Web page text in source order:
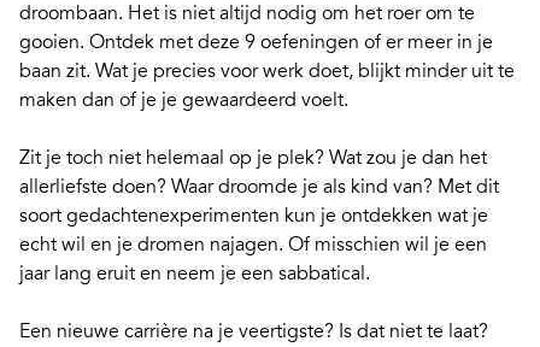
droombaan. Het is niet altijd nodig om het roer om te
gooien. Ontdek met deze 9 oefeningen of er meer in je
baan zit. Wat je precies voor werk doet, blijkt minder uit te
maken dan of je je gewaardeerd voelt.
Zit je toch niet helemaal op je plek? Wat zou je dan het
allerliefste doen? Waar droomde je als kind van? Met dit
soort gedachtenexperimenten kun je ontdekken wat je
echt wil en je dromen najagen. Of misschien wil je een
jaar lang eruit en neem je een sabbatical.
Een nieuwe carrière na je veertigste? Is dat niet te laat?